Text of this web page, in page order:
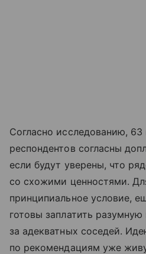
Согласно исследованию, 63
респондентов согласны
если будут уверены, что
со схожими ценностями.
принципиальное условие,
готовы заплатить разумную
за адекватных соседей.
по рекомендациям уже